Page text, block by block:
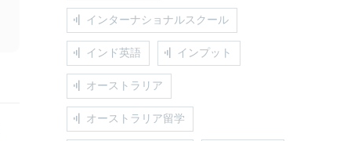
インターナショナルスクール
インド英語 インプット
オーストラリア
オーストラリア留学